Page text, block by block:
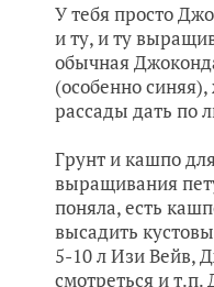
У тебя просто
и ту, и ту
обычная
(особенно
рассады дать по
Грунт и кашпо
выращивания
поняла, есть
высадить
5-10 л Изи Вейв,
смотреться и